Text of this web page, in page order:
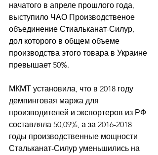
начатого в апреле прошлого года,
выступило ЧАО Производственое
объединение Стиальканат-Силур,
дол которого в общем объеме
производства этого товара в Украине
превышает 50%.
МКМТ установила, что в 2018 году
демпинговая маржа для
производителей и экспортеров из РФ
составляла 50,09%, а за 2016-2018
годы производственные мощности
Стальканат-Силур уменьшились на